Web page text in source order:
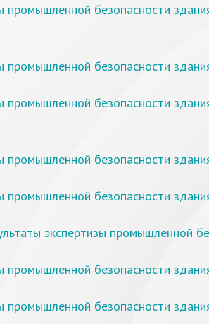
промышленной безопасности
промышленной безопасности
промышленной безопасности
промышленной безопасности
промышленной безопасности
экспертизы
промышленной безопасности
промышленной безопасности